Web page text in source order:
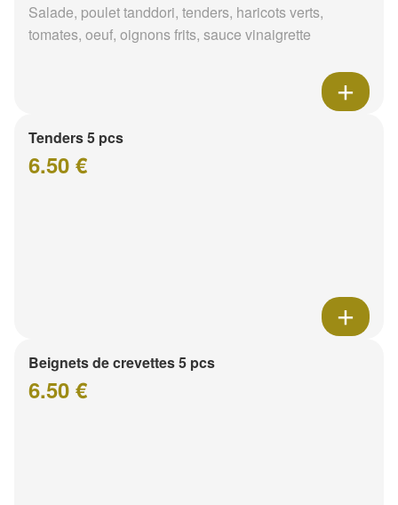
Salade, poulet tanddori, tenders, haricots verts,
tomates, oeuf, oignons frits, sauce vinaigrette
Tenders 5 pcs
6.50 €
Beignets de crevettes 5 pcs
6.50 €